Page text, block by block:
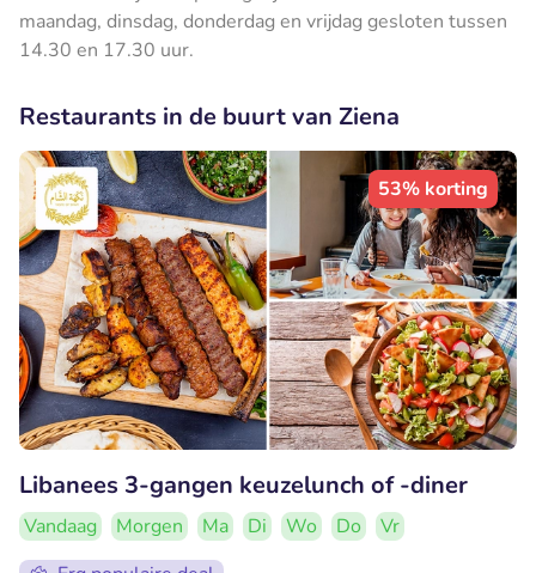
maandag, dinsdag, donderdag en vrijdag gesloten tussen
14.30 en 17.30 uur.
Restaurants in de buurt van Ziena
53% korting
Libanees 3-gangen keuzelunch of -diner
Vandaag Morgen Ma Di Wo Do
Vr